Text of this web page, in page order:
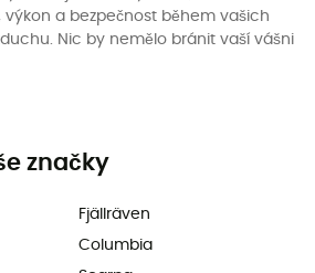
výkon a bezpečnost během vašich
Nic by nemělo bránit vaší vášni
značky
Fjällräven
Columbia